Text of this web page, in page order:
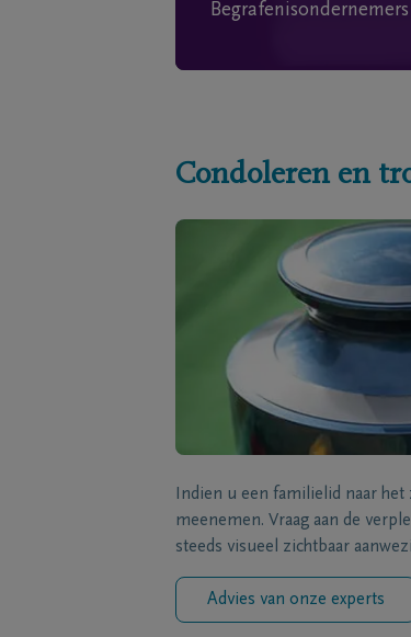
Condoleren en
Indien u een familielid naar
meenemen. Vraag aan de
steeds visueel zichtbaar
Advies van onze experts